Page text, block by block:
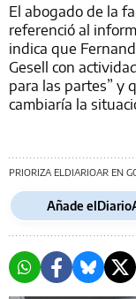
El abogado de la
referenció al
indica que
Gesell con
para las partes” y
cambiaría la
PRIORIZA ELDIARIOAR EN
Añade